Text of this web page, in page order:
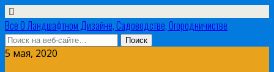
Все О Ландшафтном Дизайне, Садоводстве, Огородничистве
5 мая, 2020